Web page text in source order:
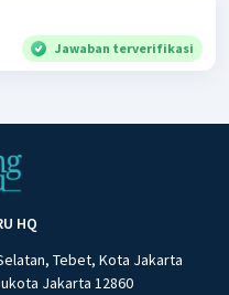
Jawaban terverifikasi
HQ
Tebet, Kota Jakarta
Jakarta 12860